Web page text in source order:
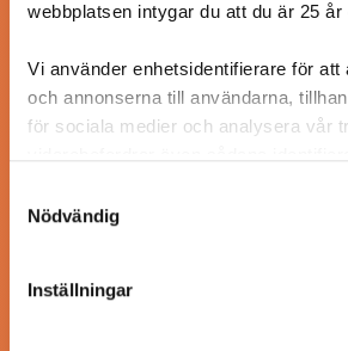
webbplatsen intygar du att du är 25 år
Vi använder enhetsidentifierare för att
och annonserna till användarna,
för sociala medier och analysera vår
annons- och analysföretag som vi
Dessa kan i sin tur kombinera
information som du har tillhandahållit
samlat in när du har använt deras
Nödvändig
Inställningar
En längtan till Turkisk mat